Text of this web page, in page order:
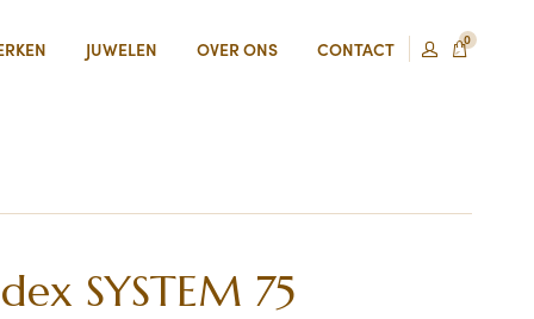
JUWELEN OVER ONS CONTACT 0
SYSTEM 75